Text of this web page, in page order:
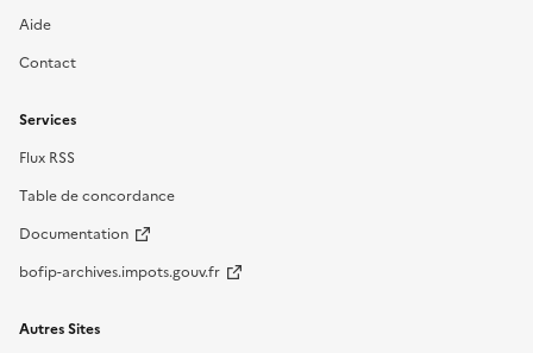
Aide
Contact
Services
Flux RSS
Table de concordance
Documentation
bofip-archives.impots.gouv.fr
Autres Sites